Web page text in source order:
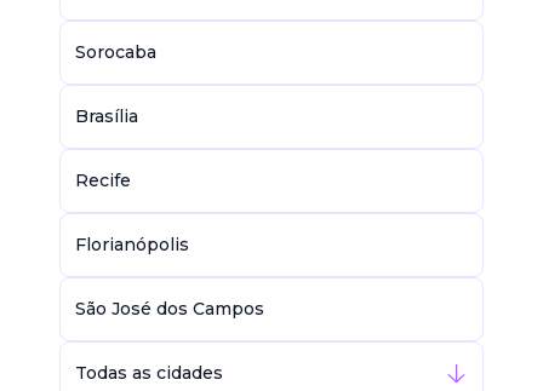
Sorocaba
Brasília
Recife
Florianópolis
São José dos Campos
Todas as cidades